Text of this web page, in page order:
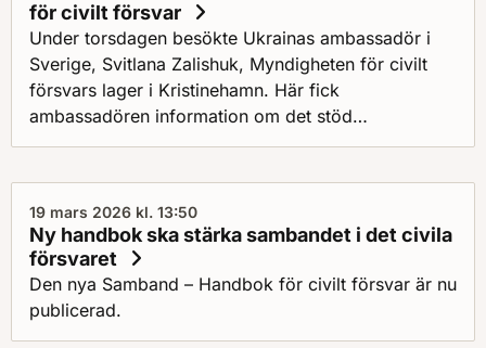
för civilt försvar
Under torsdagen besökte Ukrainas ambassadör i
Sverige, Svitlana Zalishuk, Myndigheten för civilt
försvars lager i Kristinehamn. Här fick
ambassadören information om det stöd
myndigheten bidrar med till Ukraina.
19 mars 2026 kl. 13:50
Ny handbok ska stärka sambandet i det civila
försvaret
Den nya Samband – Handbok för civilt försvar är nu
publicerad.